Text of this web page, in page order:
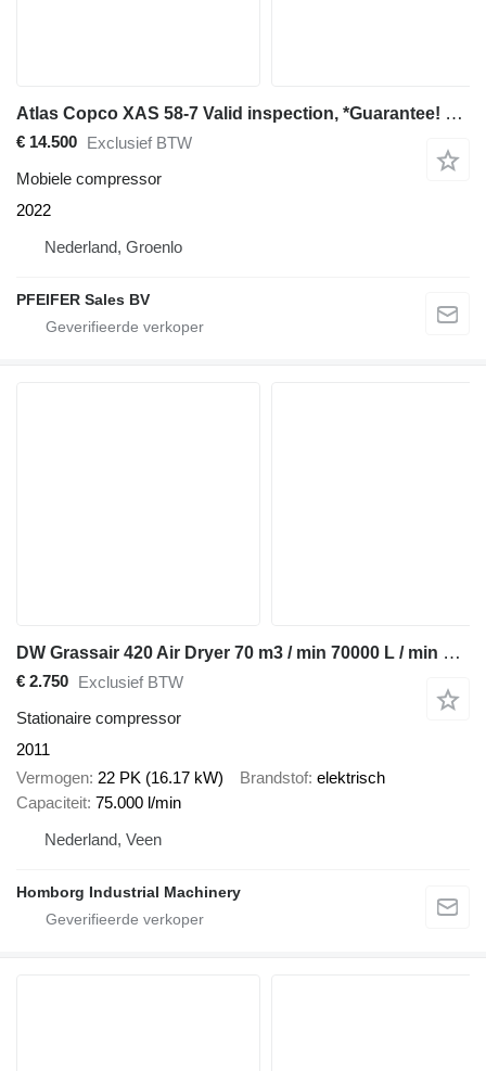
Atlas Copco XAS 58-7 Valid inspection, *Guarantee! Diesel, Vol
€ 14.500 Exclusief BTW
Mobiele compressor
2022
Nederland, Groenlo
PFEIFER Sales BV
DW Grassair 420 Air Dryer 70 m3 / min 70000 L / min 13 Bar Luchtdro
€ 2.750 Exclusief BTW
Stationaire compressor
2011
Vermogen 22 PK (16.17 kW) Brandstof elektrisch
Capaciteit 75.000 l/min
Nederland, Veen
Homborg Industrial Machinery